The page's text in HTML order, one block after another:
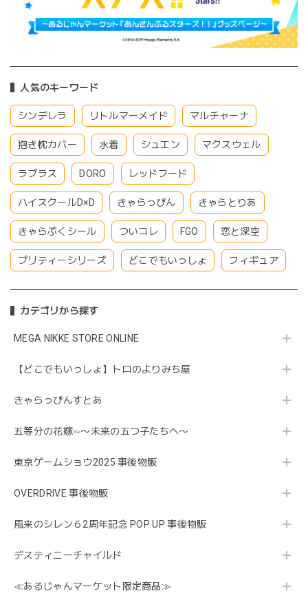
人気のキーワード
シンデレラ リトルマーメイド マルチャーナ
抱き枕カバー 水着 シュエン マクスウェル
ラプラス DORO レッドフード
ハイスクールD×D きゃらっぴん きゃらとりあ
きゃらぷくシール ついコレ FGO 恋と深空
プリティーシリーズ どこでもいっしょ フィギュア
カテゴリから探す
MEGA NIKKE STORE ONLINE
【どこでもいっしょ】トロのよりみち屋
きゃらっぴんすとあ
五等分の花嫁∽〜未来の五つ子たちへ〜
東京ゲームショウ2025 事後物販
OVERDRIVE 事後物販
風来のシレン６2周年記念 POP UP 事後物販
デスティニーチャイルド
≪あるじゃんマーケット限定商品≫